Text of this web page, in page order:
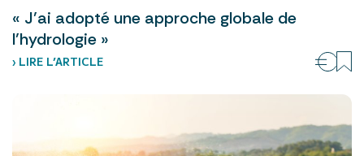
« J’ai adopté une approche globale de
l’hydrologie »
› LIRE L’ARTICLE